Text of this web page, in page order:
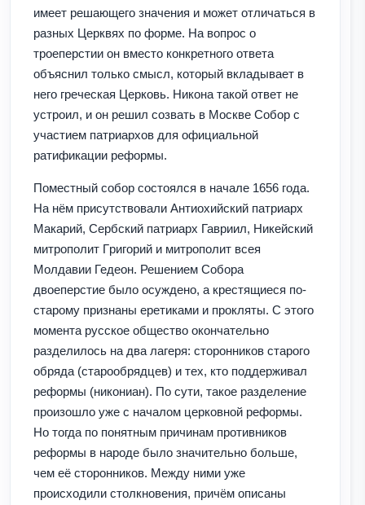
имеет решающего значения и может отличаться в
разных Церквях по форме. На вопрос о
троеперстии он вместо конкретного ответа
объяснил только смысл, который вкладывает в
него греческая Церковь. Никона такой ответ не
устроил, и он решил созвать в Москве Собор с
участием патриархов для официальной
ратификации реформы.
Поместный собор состоялся в начале 1656 года.
На нём присутствовали Антиохийский патpиаpх
Макаpий, Сеpбский патpиаpх Гавpиил, Hикейский
митpополит Гpигоpий и митрополит всея
Молдавии Гедеон. Решением Собора
двоеперстие было осуждено, а крестящиеся по-
старому признаны еретиками и прокляты. С этого
момента русское общество окончательно
разделилось на два лагеря: сторонников старого
обряда (старообрядцев) и тех, кто поддерживал
реформы (никониан). По сути, такое разделение
произошло уже с началом церковной реформы.
Но тогда по понятным причинам противников
реформы в народе было значительно больше,
чем её сторонников. Между ними уже
происходили столкновения, причём описаны